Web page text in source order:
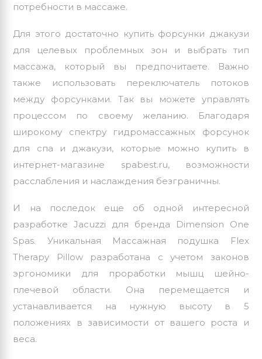
потребности в массаже.
Для этого достаточно купить форсунки джакузи
для целевых проблемных зон и выбрать тип
массажа, который вы предпочитаете. Важно
также использовать переключатель потоков
между форсунками. Так вы можете управлять
процессом по своему желанию. Благодаря
широкому спектру гидромассажных форсунок
для спа и джакузи, которые можно купить в
интернет-магазине spabest.ru, возможности
расслабления и наслаждения безграничны.
И на последок еще об одной интересной
разработкеJacuzzi для бренда Dimension One
Spas. Уникальная Массажная подушка Flex
Therapy Pillow разработана с учетом законов
эргономики для проработки мышц шейно-
плечевой области. Она перемещается и
устанавливается на нужную высоту в 5
положениях в зависимости от вашего роста и
веса.